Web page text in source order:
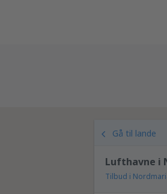
Gå til lande
Lufthavne i
Tilbud i